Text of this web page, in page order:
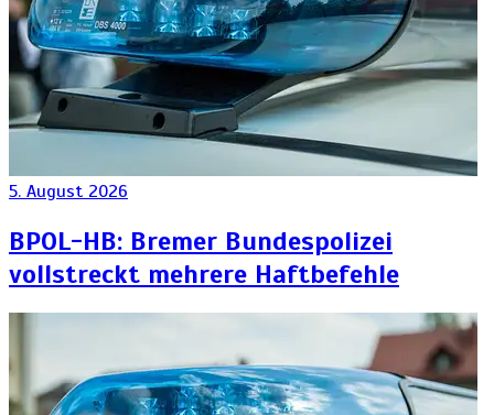
5. August 2026
BPOL-HB: Bremer Bundespolizei
vollstreckt mehrere Haftbefehle